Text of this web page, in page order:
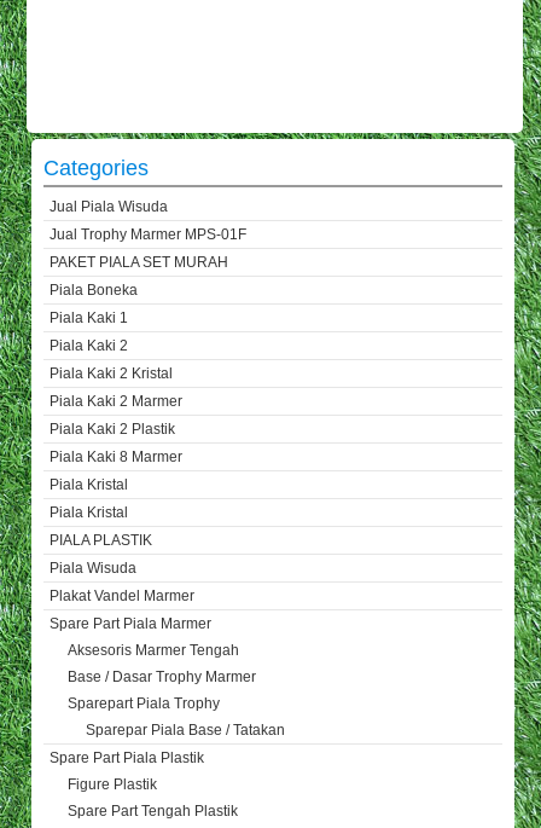
Categories
Jual Piala Wisuda
Jual Trophy Marmer MPS-01F
PAKET PIALA SET MURAH
Piala Boneka
Piala Kaki 1
Piala Kaki 2
Piala Kaki 2 Kristal
Piala Kaki 2 Marmer
Piala Kaki 2 Plastik
Piala Kaki 8 Marmer
Piala Kristal
Piala Kristal
PIALA PLASTIK
Piala Wisuda
Plakat Vandel Marmer
Spare Part Piala Marmer
Aksesoris Marmer Tengah
Base / Dasar Trophy Marmer
Sparepart Piala Trophy
Sparepar Piala Base / Tatakan
Spare Part Piala Plastik
Figure Plastik
Spare Part Tengah Plastik